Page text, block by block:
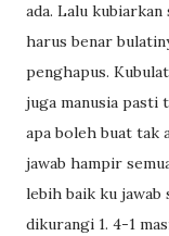
ada. Lalu
harus benar
penghapus.
juga manusia pasti
apa boleh buat tak
jawab hampir
lebih baik ku jawab
dikurangi 1. 4-1